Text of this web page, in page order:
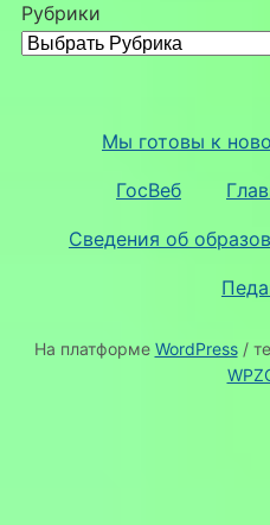
Рубрики
Мы готовы к
ГосВеб
Сведения об
На платформе WordPress/